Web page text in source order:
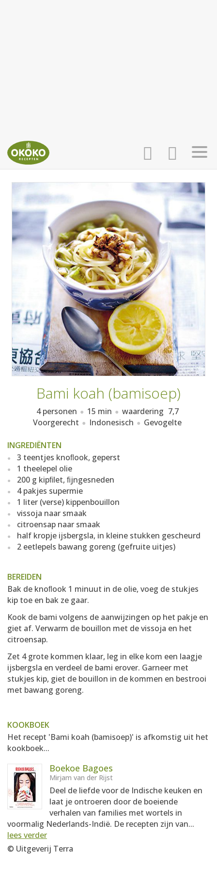
INLOGGEN
AANMELDEN
RECEPTEN
WEEKMENU'S
KOOKBOEKEN
Bami koah (bamisoep)
4 personen 15 min waardering 7,7
Voorgerecht
Indonesisch Gevogelte
INGREDIËNTEN
3 teentjes knoﬂook, geperst
1 theelepel olie
200 g kipﬁlet, ﬁjngesneden
4 pakjes supermie
1 liter (verse) kippenbouillon
vissoja naar smaak
citroensap naar smaak
half kropje ijsbergsla, in kleine stukken gescheurd
2 eetlepels bawang goreng (gefruite uitjes)
BEREIDEN
Bak de knoﬂook 1 minuut in de olie, voeg de stukjes
kip toe en bak ze gaar.
Kook de bami volgens de aanwijzingen op het pakje en
giet af. Verwarm de bouillon met de vissoja en het
citroensap.
Zet 4 grote kommen klaar, leg in elke kom een laagje
ijsbergsla en verdeel de bami erover. Garneer met
stukjes kip, giet de bouillon in de kommen en bestrooi
met bawang goreng.
KOOKBOEK
Het recept 'Bami koah (bamisoep)' is afkomstig uit het
kookboek...
Boekoe Bagoes
Mirjam van der Rijst
Deel de liefde voor de Indische keuken en
laat je ontroeren door de boeiende
verhalen van families met wortels in
voormalig Nederlands-Indië. De recepten zijn van...
lees verder
© Uitgeverij Terra